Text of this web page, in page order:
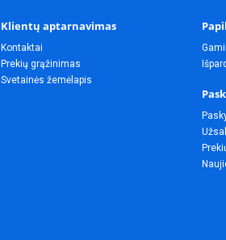
Klientų aptarnavimas
Kontaktai
Prekių grąžinimas
Svetainės žemėlapis